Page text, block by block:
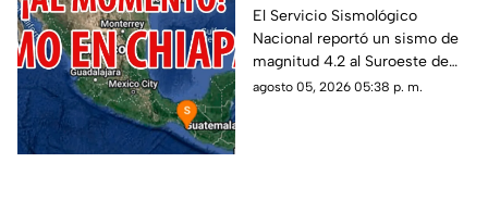
Hidalgo, Chiapas, hoy 5
de agosto del 2026
El Servicio Sismológico
Nacional reportó un sismo de
magnitud 4.2 al Suroeste de
Ciudad Hidalgo, Chiapas. Aquí
agosto 05, 2026 05:38 p. m.